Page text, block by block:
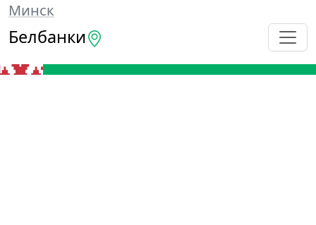
Минск
Белбанки